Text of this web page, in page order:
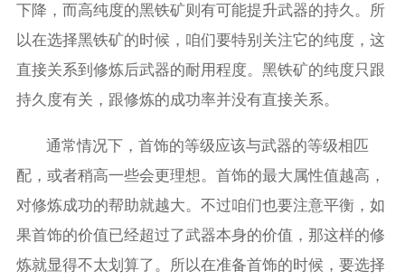
下降，而高纯度的黑铁矿则有可能提升武器的持久。所
以在选择黑铁矿的时候，咱们要特别关注它的纯度，这
直接关系到修炼后武器的耐用程度。黑铁矿的纯度只跟
持久度有关，跟修炼的成功率并没有直接关系。
通常情况下，首饰的等级应该与武器的等级相匹
配，或者稍高一些会更理想。首饰的最大属性值越高，
对修炼成功的帮助就越大。不过咱们也要注意平衡，如
果首饰的价值已经超过了武器本身的价值，那这样的修
炼就显得不太划算了。所以在准备首饰的时候，要选择